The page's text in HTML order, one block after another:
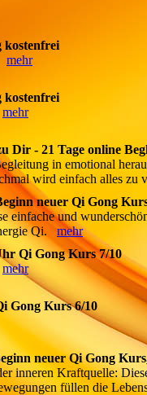
kostenfrei
mehr
kostenfrei
mehr
Dir - 21 Tage online
in emotional
wird einfach alles
neuer Qi Gong
einfache und
Qi.mehr
Qi Gong Kurs 7/10
mehr
Gong Kurs 6/10
neuer Qi Gong
inneren Kraftquelle:
füllen die